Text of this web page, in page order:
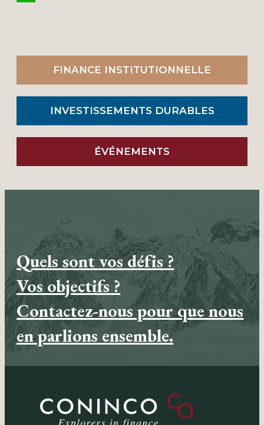
FINANCE INSTITUTIONNELLE
INVESTISSEMENTS DURABLES
ÉVÉNEMENTS
Quels sont vos défis ?
Vos objectifs ?
Contactez-nous pour que nous
en parlions ensemble.